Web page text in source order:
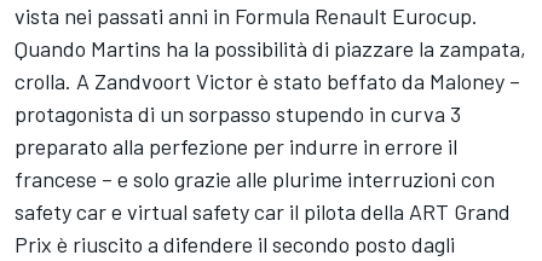
vista nei passati anni in Formula Renault Eurocup.
Quando Martins ha la possibilità di piazzare la zampata,
crolla. A Zandvoort Victor è stato beffato da Maloney –
protagonista di un sorpasso stupendo in curva 3
preparato alla perfezione per indurre in errore il
francese – e solo grazie alle plurime interruzioni con
safety car e virtual safety car il pilota della ART Grand
Prix è riuscito a difendere il secondo posto dagli